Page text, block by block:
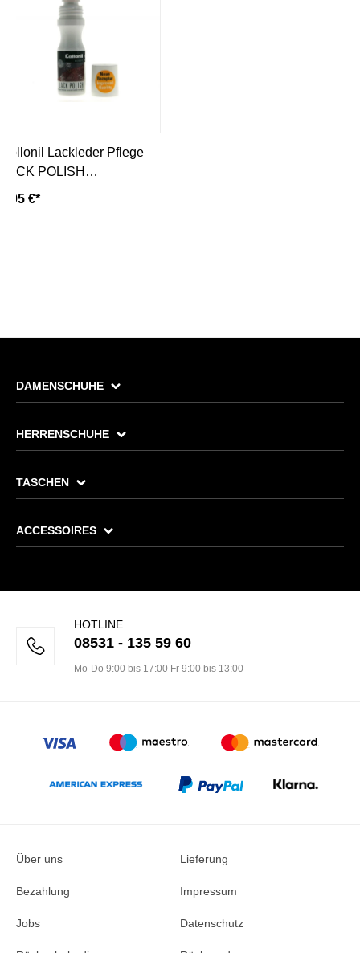
Collonil Lackleder Pflege
LACK POLISH
MULTICOLOR
8,95 €*
DAMENSCHUHE
HERRENSCHUHE
TASCHEN
ACCESSOIRES
HOTLINE
08531 - 135 59 60
Mo-Do 9:00 bis 17:00 Fr 9:00 bis 13:00
Über uns Lieferung
Bezahlung Impressum
Jobs Datenschutz